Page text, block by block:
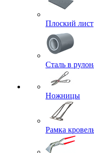
Плоский лист
Сталь в
Ножницы
Рамка